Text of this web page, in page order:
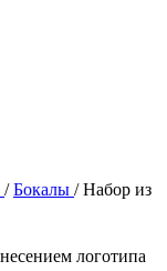
/ Бокалы / Набор из